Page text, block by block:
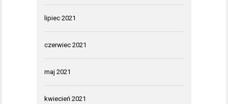
lipiec 2021
czerwiec 2021
maj 2021
kwiecień 2021